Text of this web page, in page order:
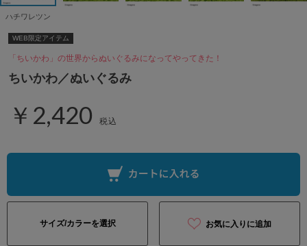
ハチワレツン
WEB限定アイテム
「ちいかわ」の世界からぬいぐるみになってやってきた！
ちいかわ／ぬいぐるみ
￥2,420 税込
サイズ/カラーを選択 お気に入りに追加